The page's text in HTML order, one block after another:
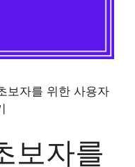
보자를 위한 사용자
보자를